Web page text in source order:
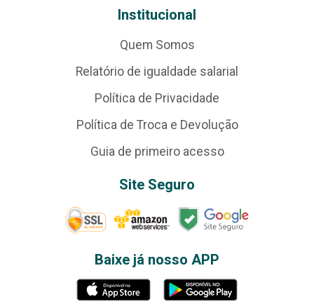
Institucional
Quem Somos
Relatório de igualdade salarial
Política de Privacidade
Política de Troca e Devolução
Guia de primeiro acesso
Site Seguro
Baixe já nosso APP